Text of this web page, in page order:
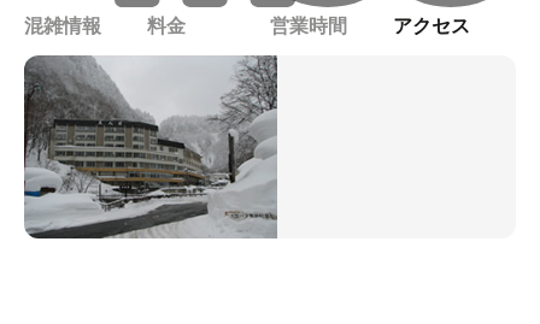
混雑情報 料金 営業時間 アクセス